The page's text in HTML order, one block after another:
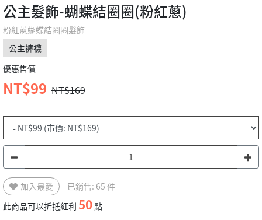
公主髮飾-蝴蝶結圈圈(粉紅蔥)
粉紅蔥蝴蝶結圈圈髮飾
公主褲襪
優惠售價
NT$99 NT$169
加入最愛
已銷售: 65 件
此商品可以折抵紅利 50點